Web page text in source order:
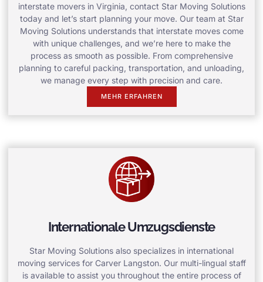
interstate movers in Virginia, contact Star Moving Solutions
today and let’s start planning your move. Our team at Star
Moving Solutions understands that interstate moves come
with unique challenges, and we’re here to make the
process as smooth as possible. From comprehensive
planning to careful packing, transportation, and unloading,
we manage every step with precision and care.
MEHR ERFAHREN
Internationale Umzugsdienste
Star Moving Solutions also specializes in international
moving services for Carver Langston. Our multi-lingual staff
is available to assist you throughout the entire process of